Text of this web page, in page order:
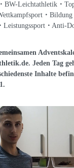
BW-Leichtathletik
Bildung
Leistungssport Anti-
Jeden Tag
Inhalte